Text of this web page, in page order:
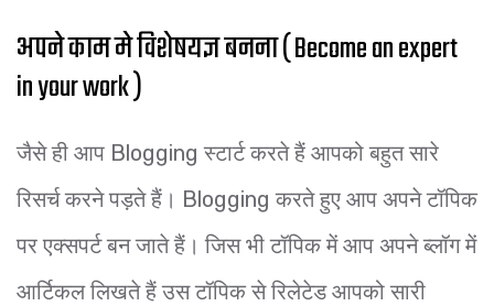
अपने काम मे विशेषयज्ञ बनना ( Become an expert
in your work )
जैसे ही आप Blogging स्टार्ट करते हैं आपको बहुत सारे
रिसर्च करने पड़ते हैं। Blogging करते हुए आप अपने टॉपिक
पर एक्सपर्ट बन जाते हैं। जिस भी टॉपिक में आप अपने ब्लॉग में
आर्टिकल लिखते हैं उस टॉपिक से रिलेटेड आपको सारी